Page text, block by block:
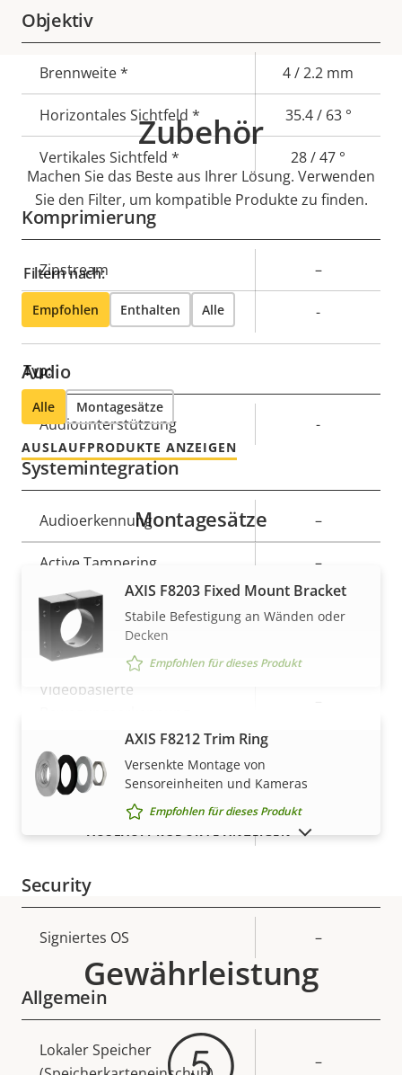
Objektiv
Eigentumsbeschreibung Eigentumswert
Brennweite * 4 / 2.2 mm
Horizontales Sichtfeld * 35.4 / 63 °
Vertikales Sichtfeld * 28 / 47 °
Komprimierung
Eigentumsbeschreibung Eigentumswert
Zipstream –
H.264 -
Audio
Eigentumsbeschreibung Eigentumswert
Audiounterstützung -
Systemintegration
Eigentumsbeschreibung Eigentumswert
Audioerkennung –
Active Tampering –
Alarmeingänge/-ausgänge
Serielle Anschlüsse
Videobasierte
Netzwerk
Eigentumsbeschreibung Eigentumswert
Security
Eigentumsbeschreibung Eigentumswert
Signiertes OS –
Allgemein
Eigentumsbeschreibung
Lokaler Speicher
–
Zubehör
Machen Sie das Beste aus Ihrer Lösung. Verwenden
Sie den Filter, um kompatible Produkte zu finden.
Filtern nach:
Empfohlen Enthalten Alle
Typ:
Alle Montagesätze
AUSLAUFPRODUKTE ANZEIGEN
MEHR ANZEIGEN
Montagesätze
AXIS F8203 Fixed Mount Bracket
Stabile Befestigung an Wänden oder
Decken
Empfohlen für dieses Produkt
AXIS F8212 Trim Ring
Versenkte Montage von
Sensoreinheiten und Kameras
Empfohlen für dieses Produkt
AUSLAUFPRODUKTE ANZEIGEN
Gewährleistung